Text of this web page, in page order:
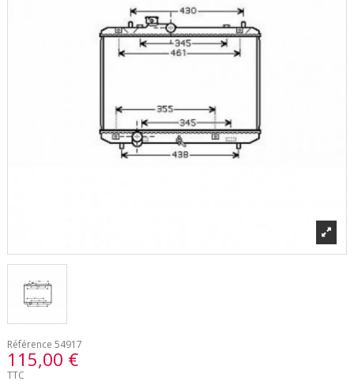
Référence 54917
115,00 €
TTC